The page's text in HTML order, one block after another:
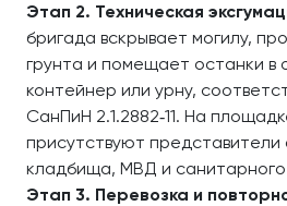
Этап 2. Техническая
бригада вскрывает могилу,
грунта и помещает останки в
контейнер или урну,
СанПиН 2.1.2882‑11. На
присутствуют
кладбища, МВД и
Этап 3. Перевозка и